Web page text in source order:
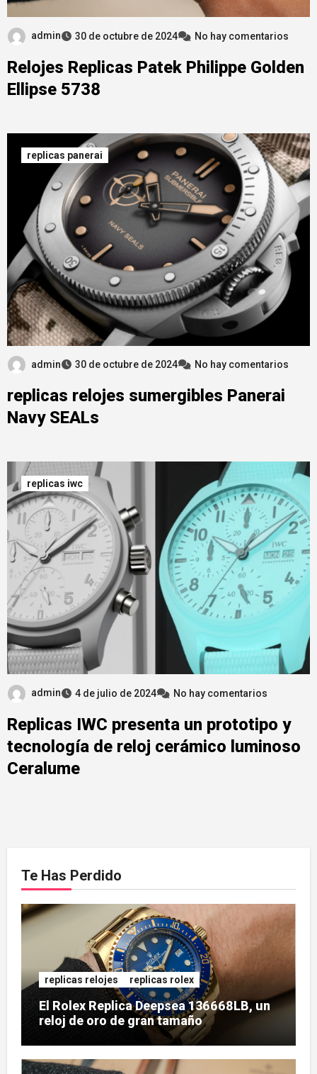
admin 30 de octubre de 2024 No hay comentarios
Relojes Replicas Patek Philippe Golden
Ellipse 5738
replicas panerai
admin 30 de octubre de 2024 No hay comentarios
replicas relojes sumergibles Panerai
Navy SEALs
replicas iwc
admin 4 de julio de 2024 No hay comentarios
Replicas IWC presenta un prototipo y
tecnología de reloj cerámico luminoso
Ceralume
Te Has Perdido
replicas relojes replicas rolex
El Rolex Replica Deepsea 136668LB, un
reloj de oro de gran tamaño